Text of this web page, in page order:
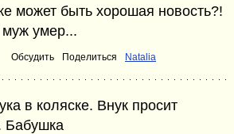
может быть хорошая новость?!
умер...
Обсудить Поделиться Natalia
в коляске. Внук просит
Бабушка